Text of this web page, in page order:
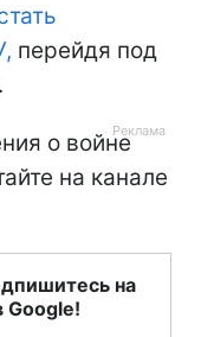
перейдя под
о войне
на канале
на
Google!